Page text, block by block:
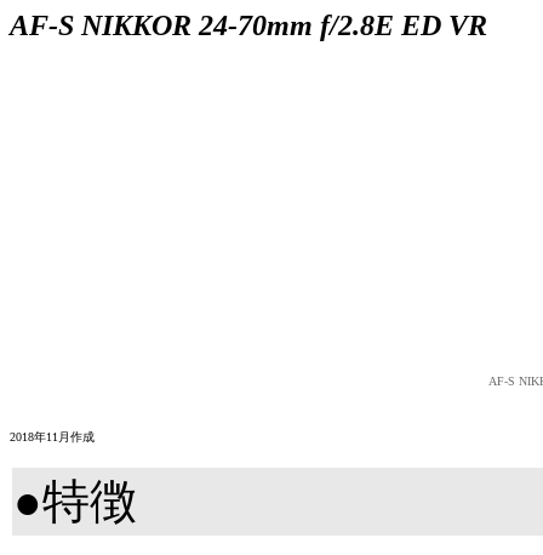
AF-S NIKKOR 24-70mm f/2.8E ED VR
AF-S
2018年11月作成
●特徴